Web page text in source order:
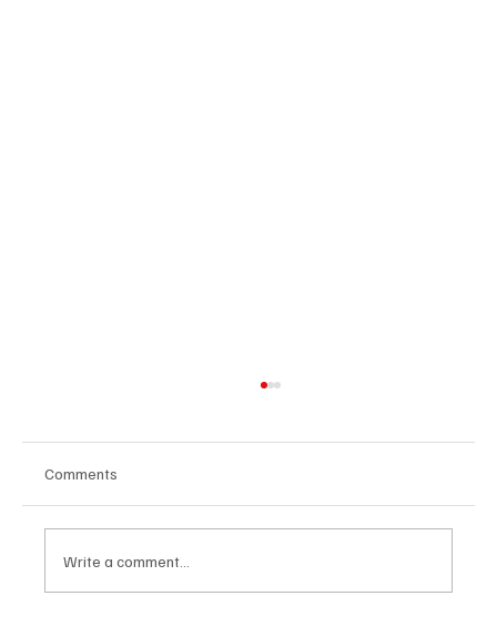
Comments
Write a comment...